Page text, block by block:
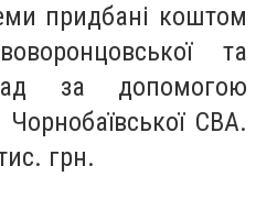
придбані коштом
та
за допомогою
СВА.
грн.